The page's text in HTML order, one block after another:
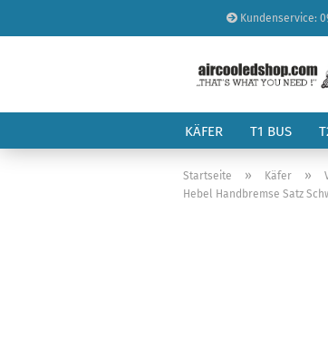
Kundenservice:
KÄFER T1 BUS
Startseite » Käfer »
Hebel Handbremse Satz